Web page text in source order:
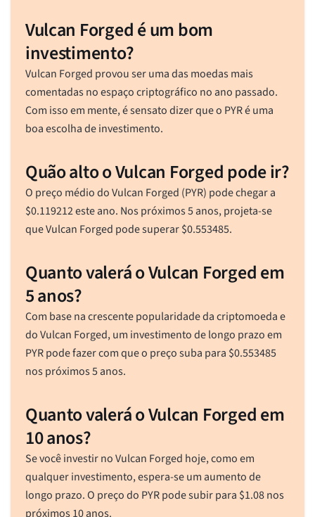
Vulcan Forged é um bom
investimento?
Vulcan Forged provou ser uma das moedas mais
comentadas no espaço criptográfico no ano passado.
Com isso em mente, é sensato dizer que o PYR é uma
boa escolha de investimento.
Quão alto o Vulcan Forged pode ir?
O preço médio do Vulcan Forged (PYR) pode chegar a
$0.119212este ano. Nos próximos 5 anos, projeta-se
que Vulcan Forged pode superar$0.553485.
Quanto valerá o Vulcan Forged em
5 anos?
Com base na crescente popularidade da criptomoeda e
do Vulcan Forged, um investimento de longo prazo em
PYR pode fazer com que o preço suba para $0.553485
nos próximos 5 anos.
Quanto valerá o Vulcan Forged em
10 anos?
Se você investir no Vulcan Forged hoje, como em
qualquer investimento, espera-se um aumento de
longo prazo. O preço do PYR pode subir para $1.08nos
próximos 10 anos.